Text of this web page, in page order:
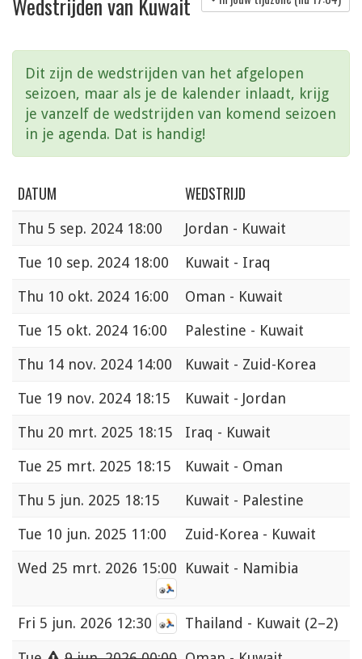
Dit zijn de wedstrijden van het afgelopen
seizoen, maar als je de kalender inlaadt, krijg
je vanzelf de wedstrijden van komend seizoen
in je agenda. Dat is handig!
DATUM WEDSTRIJD
Thu 5 sep. 2024 18:00
Jordan - Kuwait
Tue 10 sep. 2024 18:00
Kuwait - Iraq
Thu 10 okt. 2024 16:00
Oman - Kuwait
Tue 15 okt. 2024 16:00
Palestine - Kuwait
Thu 14 nov. 2024 14:00
Kuwait - Zuid-Korea
Tue 19 nov. 2024 18:15
Kuwait - Jordan
Thu 20 mrt. 2025 18:15
Iraq - Kuwait
Tue 25 mrt. 2025 18:15
Kuwait - Oman
Thu 5 jun. 2025 18:15
Kuwait - Palestine
Tue 10 jun. 2025 11:00
Zuid-Korea - Kuwait
Wed 25 mrt. 2026 15:00 Kuwait - Namibia
Fri 5 jun. 2026 12:30 Thailand - Kuwait (2–2)